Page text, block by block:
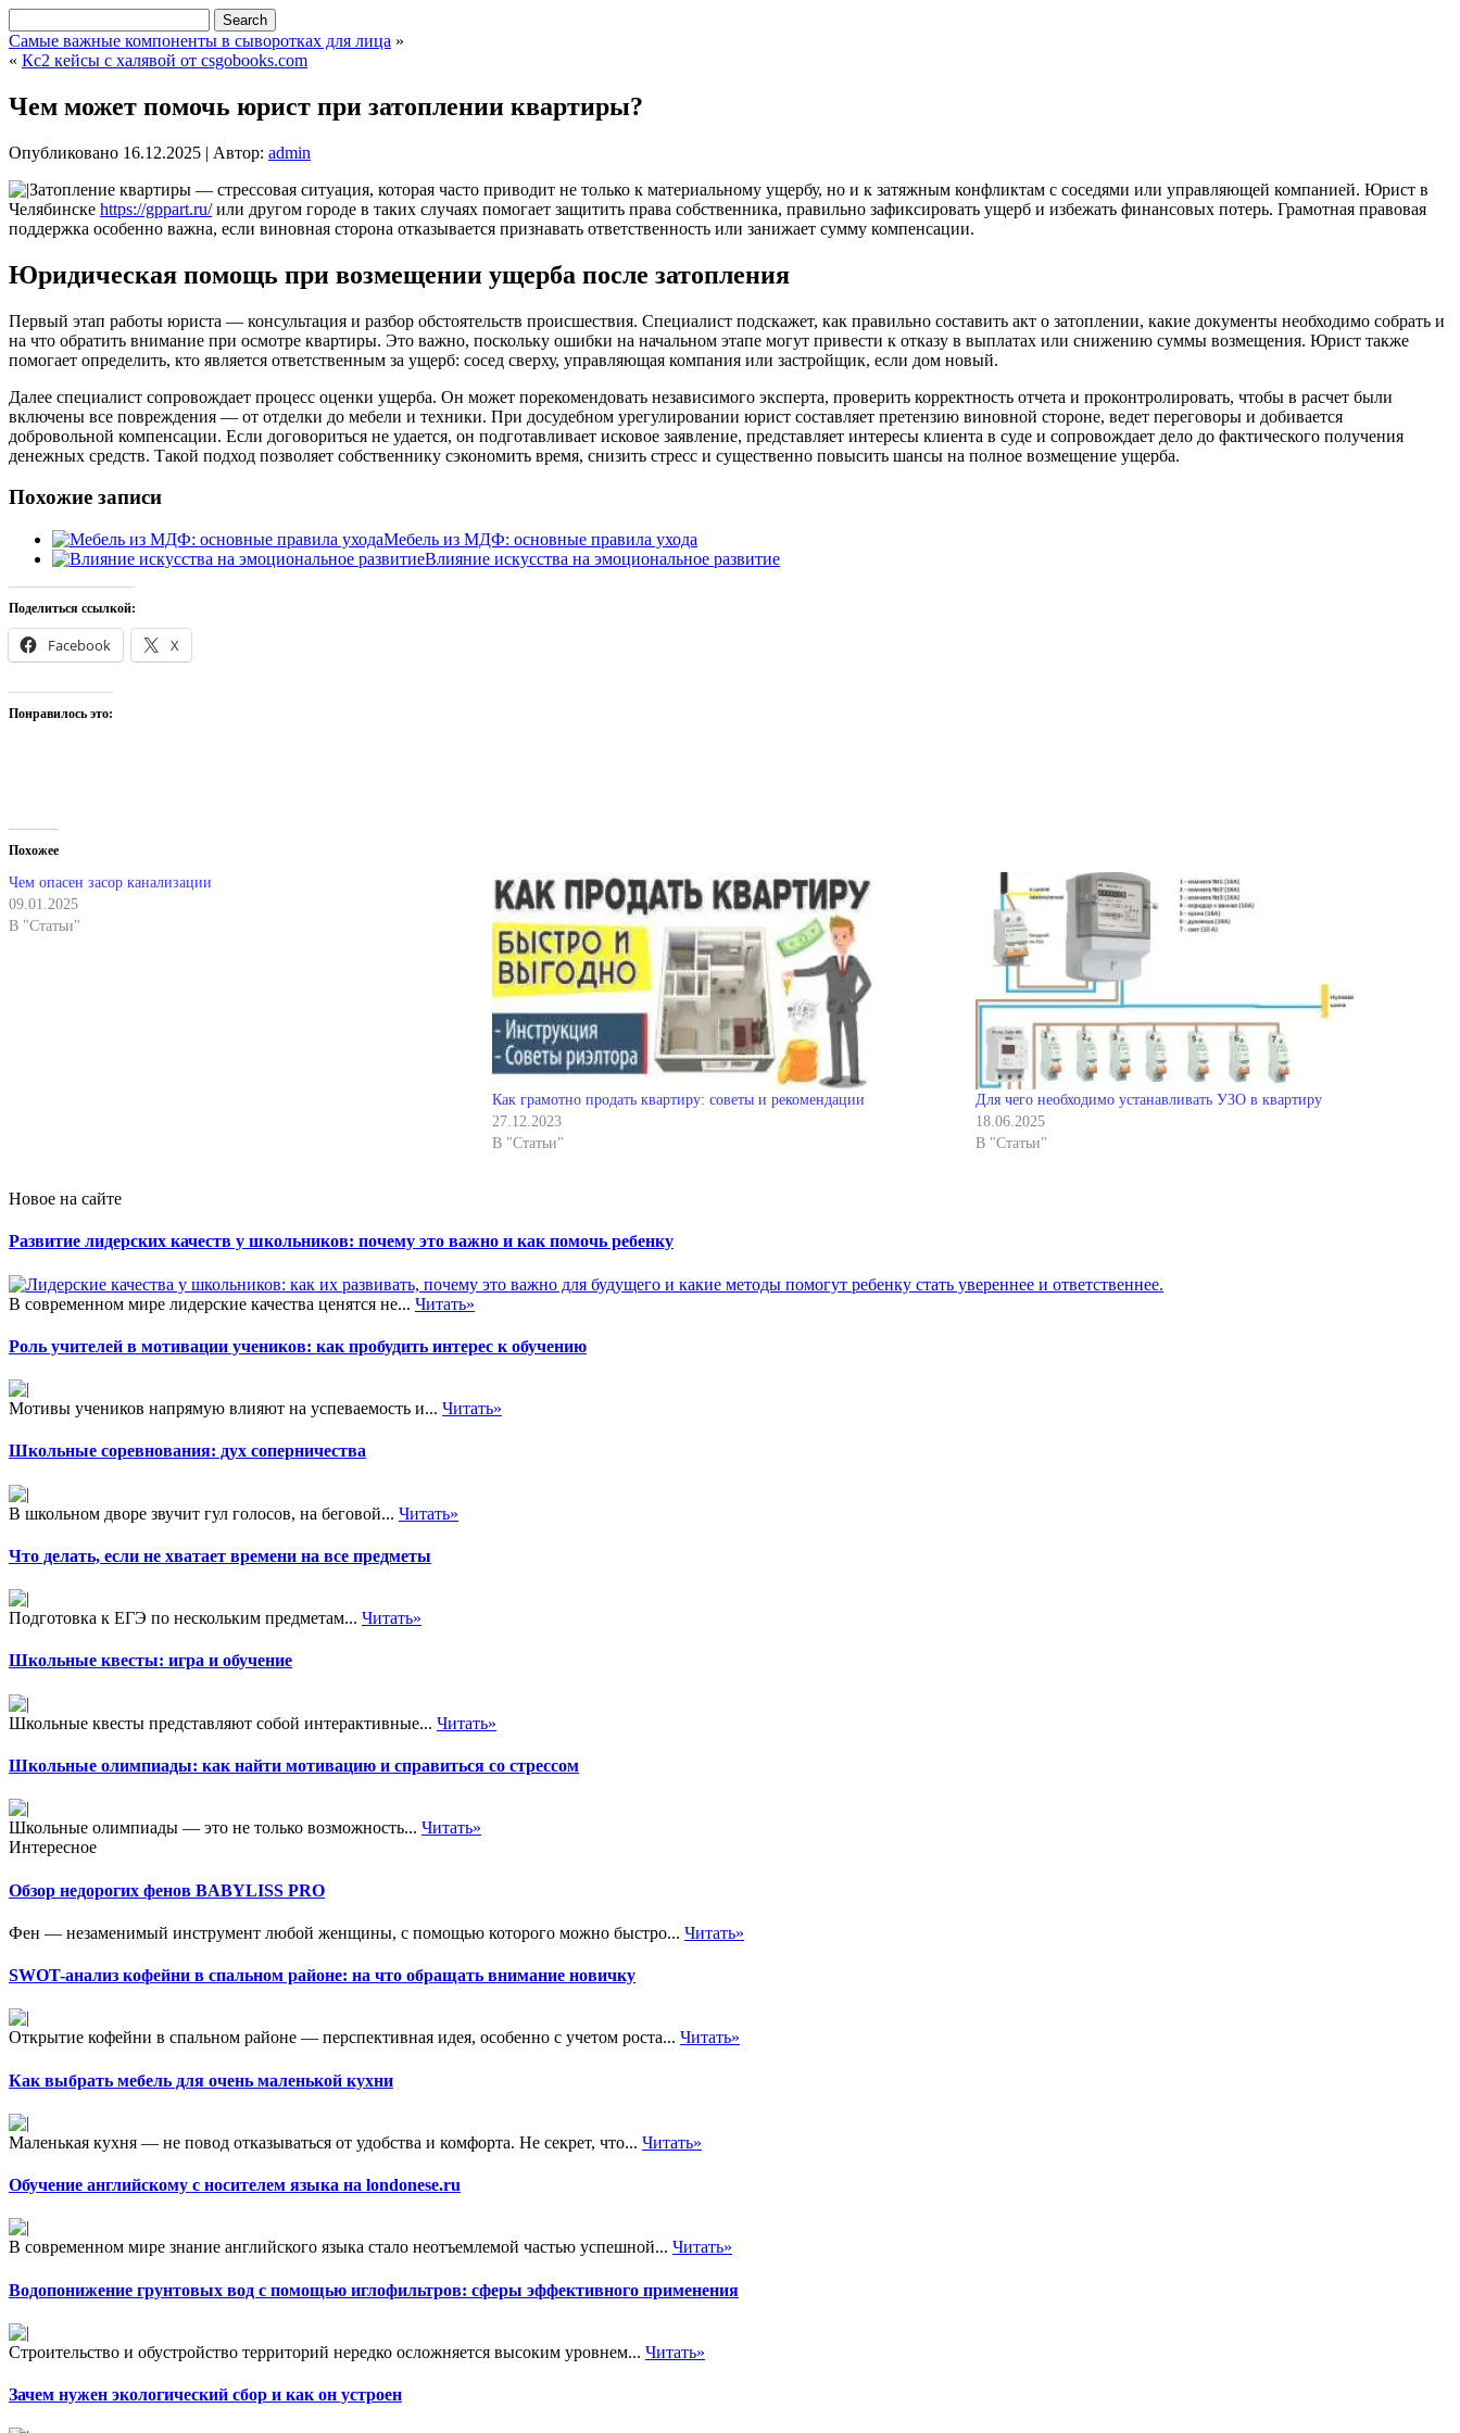
Самые важные компоненты в сыворотках для лица »
« Кс2 кейсы с халявой от csgobooks.com
Чем может помочь юрист при затоплении квартиры?
Опубликовано 16.12.2025 | Автор: admin
Затопление квартиры — стрессовая ситуация, которая часто приводит не только к материальному ущербу, но и к затяжным конфликтам с соседями или управляющей компанией. Юрист в
Челябинске https://gppart.ru/или другом городе в таких случаях помогает защитить права собственника, правильно зафиксировать ущерб и избежать финансовых потерь. Грамотная правовая
поддержка особенно важна, если виновная сторона отказывается признавать ответственность или занижает сумму компенсации.
Юридическая помощь при возмещении ущерба после затопления
Первый этап работы юриста — консультация и разбор обстоятельств происшествия. Специалист подскажет, как правильно составить акт о затоплении, какие документы необходимо собрать и
на что обратить внимание при осмотре квартиры. Это важно, поскольку ошибки на начальном этапе могут привести к отказу в выплатах или снижению суммы возмещения. Юрист также
помогает определить, кто является ответственным за ущерб: сосед сверху, управляющая компания или застройщик, если дом новый.
Далее специалист сопровождает процесс оценки ущерба. Он может порекомендовать независимого эксперта, проверить корректность отчета и проконтролировать, чтобы в расчет были
включены все повреждения — от отделки до мебели и техники. При досудебном урегулировании юрист составляет претензию виновной стороне, ведет переговоры и добивается
добровольной компенсации. Если договориться не удается, он подготавливает исковое заявление, представляет интересы клиента в суде и сопровождает дело до фактического получения
денежных средств. Такой подход позволяет собственнику сэкономить время, снизить стресс и существенно повысить шансы на полное возмещение ущерба.
Похожие записи
Мебель из МДФ: основные правила ухода
Влияние искусства на эмоциональное развитие
Поделиться ссылкой:
Facebook X
Понравилось это:
Похожее
Чем опасен засор канализации
09.01.2025
В "Статьи"
Как грамотно продать квартиру: советы и рекомендации
27.12.2023
В "Статьи"
Для чего необходимо устанавливать УЗО в квартиру
18.06.2025
В "Статьи"
Новое на сайте
Развитие лидерских качеств у школьников: почему это важно и как помочь ребенку
В современном мире лидерские качества ценятся не... Читать»
Роль учителей в мотивации учеников: как пробудить интерес к обучению
Мотивы учеников напрямую влияют на успеваемость и... Читать»
Школьные соревнования: дух соперничества
В школьном дворе звучит гул голосов, на беговой... Читать»
Что делать, если не хватает времени на все предметы
Подготовка к ЕГЭ по нескольким предметам... Читать»
Школьные квесты: игра и обучение
Школьные квесты представляют собой интерактивные... Читать»
Школьные олимпиады: как найти мотивацию и справиться со стрессом
Школьные олимпиады — это не только возможность... Читать»
Интересное
Обзор недорогих фенов BABYLISS PRO
Фен — незаменимый инструмент любой женщины, с помощью которого можно быстро... Читать»
SWOT-анализ кофейни в спальном районе: на что обращать внимание новичку
Открытие кофейни в спальном районе — перспективная идея, особенно с учетом роста... Читать»
Как выбрать мебель для очень маленькой кухни
Маленькая кухня — не повод отказываться от удобства и комфорта. Не секрет, что... Читать»
Обучение английскому с носителем языка на londonese.ru
В современном мире знание английского языка стало неотъемлемой частью успешной... Читать»
Водопонижение грунтовых вод с помощью иглофильтров: сферы эффективного применения
Строительство и обустройство территорий нередко осложняется высоким уровнем... Читать»
Зачем нужен экологический сбор и как он устроен